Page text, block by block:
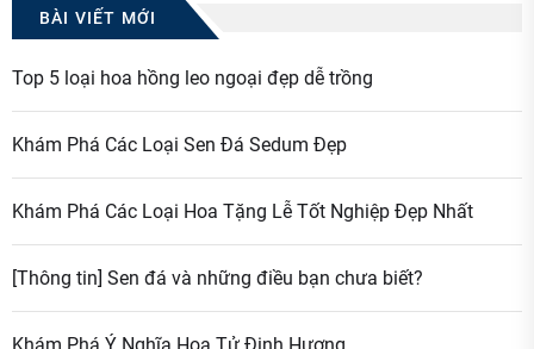
BÀI VIẾT MỚI
Top 5 loại hoa hồng leo ngoại đẹp dễ trồng
Khám Phá Các Loại Sen Đá Sedum Đẹp
Khám Phá Các Loại Hoa Tặng Lễ Tốt Nghiệp Đẹp Nhất
[Thông tin] Sen đá và những điều bạn chưa biết?